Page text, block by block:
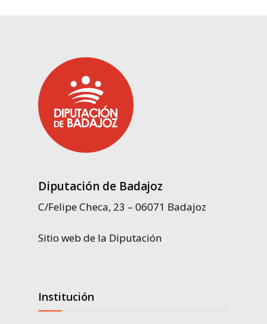
Diputación de Badajoz
C/Felipe Checa, 23 – 06071 Badajoz
Sitio web de la Diputación
Institución